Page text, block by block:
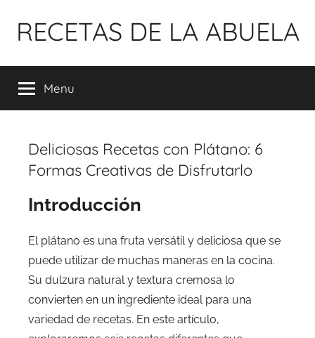
para
conteúdo
RECETAS DE LA ABUELA
Menu
Deliciosas Recetas con Plátano: 6
Formas Creativas de Disfrutarlo
Introducción
El plátano es una fruta versátil y deliciosa que se
puede utilizar de muchas maneras en la cocina.
Su dulzura natural y textura cremosa lo
convierten en un ingrediente ideal para una
variedad de recetas. En este artículo,